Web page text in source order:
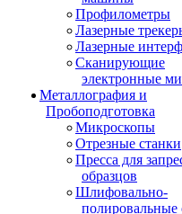
Профилометры
Лазерные
Лазерные
Сканирующие
электронные
Металлография и
Пробоподготовка
Микроскопы
Отрезные станки
Пресса для
образцов
Шлифовально-
полировальные